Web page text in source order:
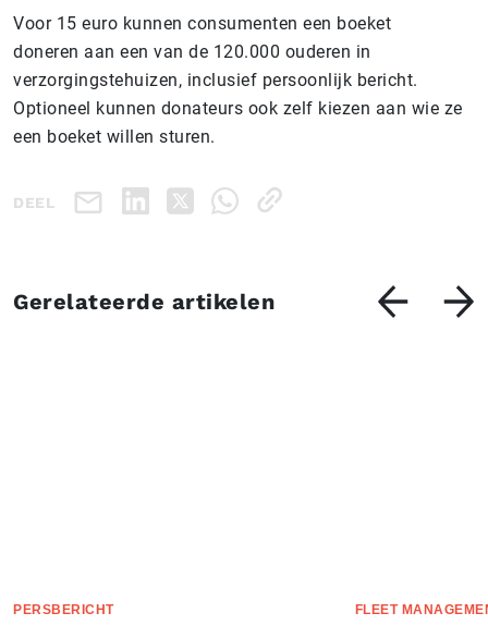
Voor 15 euro kunnen consumenten een boeket
doneren aan een van de 120.000 ouderen in
verzorgingstehuizen, inclusief persoonlijk bericht.
Optioneel kunnen donateurs ook zelf kiezen aan wie ze
een boeket willen sturen.
DEEL
Gerelateerde artikelen
PERSBERICHT FLEET